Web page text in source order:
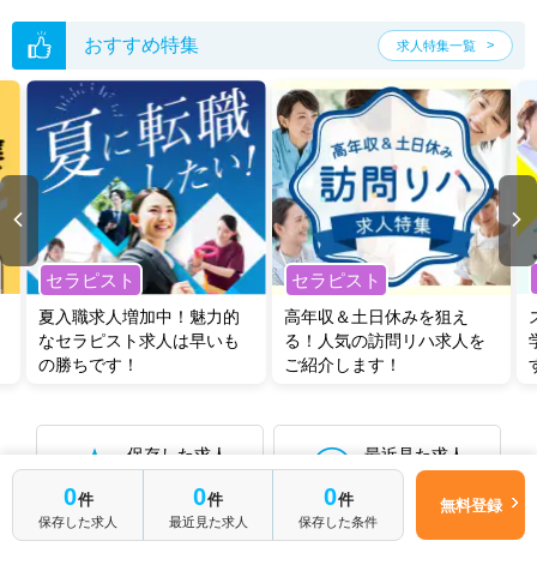
埼玉県の作業療法士求人は982件あります。（2026年08月07日更新）
サイト上に掲載されている求人の他に、
もございます。 無料
転職支援サービス
にお申し込みいただくと、全求人からご希望条件に合
う求人を提案させていただきます。
埼玉県の作業療法士求人では以下のような条件が人気です。
土日祝休・ 積極採用中 ・ 新卒OK・正社員(正職員)・ 病院・
クリニック
・介護福祉施設 訪問リハビリ(在宅医療)・小児リハビ
リ
保育園・その他
他の条件でも人気の求人がございますので、「こだわり条件」から検索
いただくか、お気軽にお問い合わせください。
全国の作業療法士求人
から検索いただくことも可能です。
無料転職支援サービス にお申し込みいただくと、ご希望条件をヒアリン
グした上で求人をご提案いたします。
た求人特集をぜひご活用ください。
転職支援の他、情報収集や募集状況の確認も、お気軽にご相談くださ
い。
おすすめ特集 求人特集一覧
セラピスト
夏入職求人増加中！魅力的
なセラピスト求人は早いも
の勝ちです！
セラピスト
高年収＆土日休みを狙え
る！人気の訪問リハ求人を
ご紹介します！
保存した求人
最近見た求人
0件
保存した検索条件から再検索する0件
0件
保存した求人
0件
最近見た求人
0件
保存した条件
無料登録